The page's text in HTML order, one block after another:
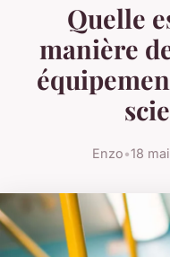
Quelle
manière
Enzo•18